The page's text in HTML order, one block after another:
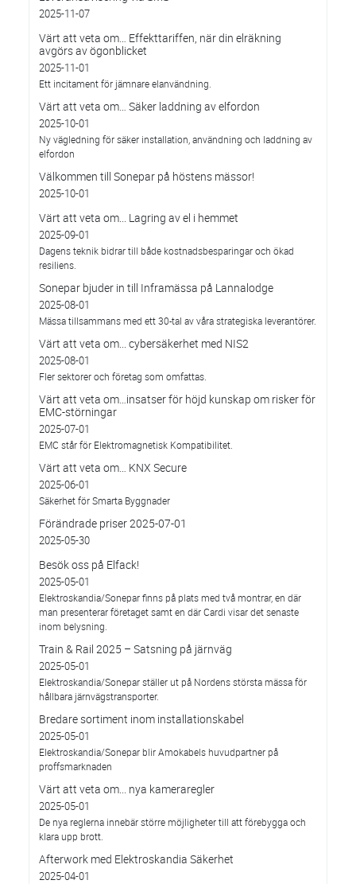
2025-11-07
Värt att veta om… Effekttariffen, när din elräkning
avgörs av ögonblicket
2025-11-01
Ett incitament för jämnare elanvändning.
Värt att veta om… Säker laddning av elfordon
2025-10-01
Ny vägledning för säker installation, användning och laddning av
elfordon
Välkommen till Sonepar på höstens mässor!
2025-10-01
Värt att veta om... Lagring av el i hemmet
2025-09-01
Dagens teknik bidrar till både kostnadsbesparingar och ökad
resiliens.
Sonepar bjuder in till Inframässa på Lannalodge
2025-08-01
Mässa tillsammans med ett 30-tal av våra strategiska leverantörer.
Värt att veta om... cybersäkerhet med NIS2
2025-08-01
Fler sektorer och företag som omfattas.
Värt att veta om…insatser för höjd kunskap om risker för
EMC-störningar
2025-07-01
EMC står för Elektromagnetisk Kompatibilitet.
Värt att veta om… KNX Secure
2025-06-01
Säkerhet för Smarta Byggnader
Förändrade priser 2025-07-01
2025-05-30
Besök oss på Elfack!
2025-05-01
Elektroskandia/Sonepar finns på plats med två montrar, en där
man presenterar företaget samt en där Cardi visar det senaste
inom belysning.
Train & Rail 2025 – Satsning på järnväg
2025-05-01
Elektroskandia/Sonepar ställer ut på Nordens största mässa för
hållbara järnvägstransporter.
Bredare sortiment inom installationskabel
2025-05-01
Elektroskandia/Sonepar blir Amokabels huvudpartner på
proffsmarknaden
Värt att veta om... nya kameraregler
2025-05-01
De nya reglerna innebär större möjligheter till att förebygga och
klara upp brott.
Afterwork med Elektroskandia Säkerhet
2025-04-01